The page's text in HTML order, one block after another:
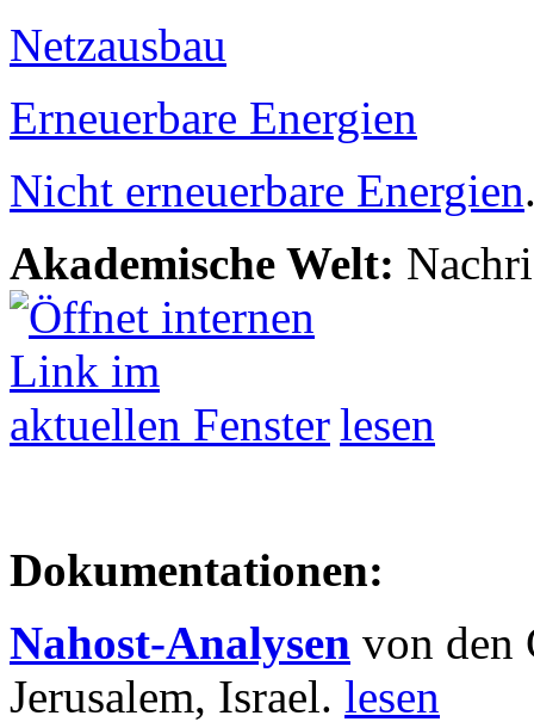
Netzausbau
Erneuerbare Energien
Nicht erneuerbare Energien
Akademische Welt:
lesen
Dokumentationen:
Nahost-Analysen von den
Jerusalem, Israel. lesen